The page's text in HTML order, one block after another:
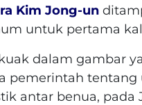
Kim Jong-un
untuk pertama
dalam gambar
pemerintah tentang
antar benua, pada